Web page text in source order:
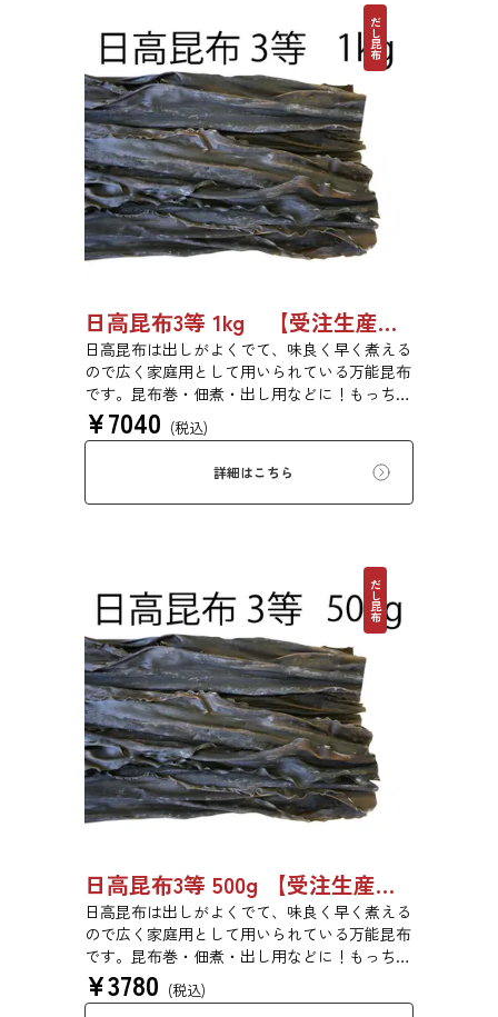
だし昆布
日高昆布3等 1kg 【受注生産品】03070054
日高昆布は出しがよくでて、味良く早く煮える
ので広く家庭用として用いられている万能昆布
です。昆布巻・佃煮・出し用などに！もっちり
とした旨みのある食感です。
¥7040 (税込)
詳細はこちら
だし昆布
日高昆布3等 500g 【受注生産品】03070055
日高昆布は出しがよくでて、味良く早く煮える
ので広く家庭用として用いられている万能昆布
です。昆布巻・佃煮・出し用などに！もっちり
とした旨みのある食感です。
¥3780 (税込)